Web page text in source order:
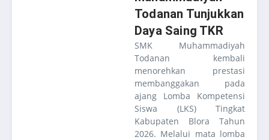
Todanan Tunjukkan
Daya Saing TKR
SMK Muhammadiyah
Todanan kembali
menorehkan prestasi
membanggakan pada
ajang Lomba Kompetensi
Siswa (LKS) Tingkat
Kabupaten Blora Tahun
2026. Melalui mata lomba